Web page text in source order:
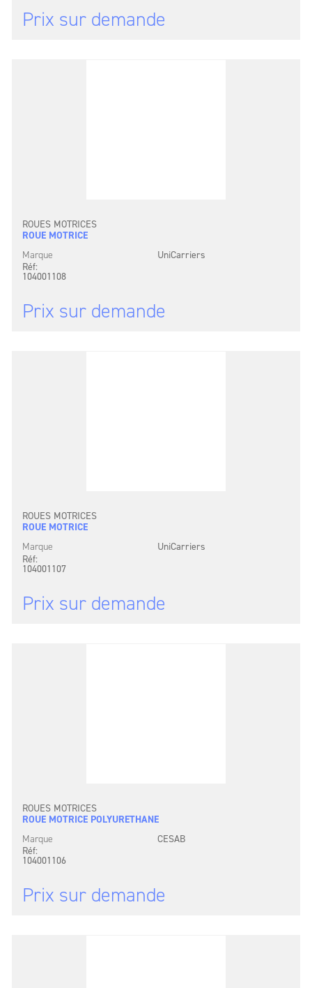
Prix sur demande
ROUES MOTRICES
ROUE MOTRICE
Marque
UniCarriers
Réf:
104001108
Prix sur demande
ROUES MOTRICES
ROUE MOTRICE
Marque
UniCarriers
Réf:
104001107
Prix sur demande
ROUES MOTRICES
ROUE MOTRICE POLYURETHANE
Marque
CESAB
Réf:
104001106
Prix sur demande